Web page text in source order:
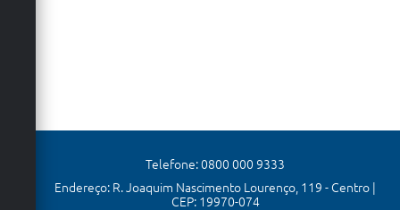
Telefone: 0800 000 9333
Endereço: R. Joaquim Nascimento Lourenço, 119 - Centro |
CEP: 19970-074